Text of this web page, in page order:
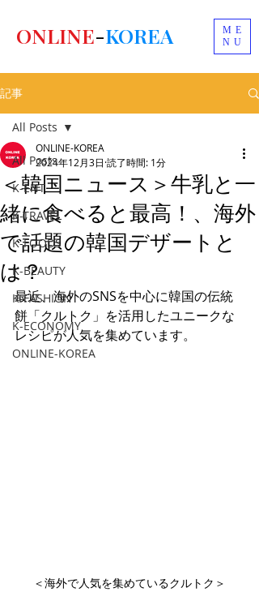
ME
NU
ONLINE-KOREA
記事
All Posts
K-ENT
K-TRAVEL
K-FOODS
K-BEAUTY
K-FASHION
K-ECONOMY
ONLINE-KOREA
All Posts
＜韓国ニュース＞牛乳と一
緒に食べると最高！、海外
で話題の韓国デザートと
は？
ONLINE-KOREA
2024年12月3日 読了時間: 1分
最近、海外のSNSを中心に韓国の伝統
餅「クルトク」を活用したユニークな
レシピが人気を集めています。
＜海外で人気を集めているクルトク＞